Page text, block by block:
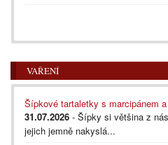
VAŘENÍ
Šípkové tartaletky s marcipánem
31.07.2026 - Šípky si většina z
jejich jemně nakyslá...